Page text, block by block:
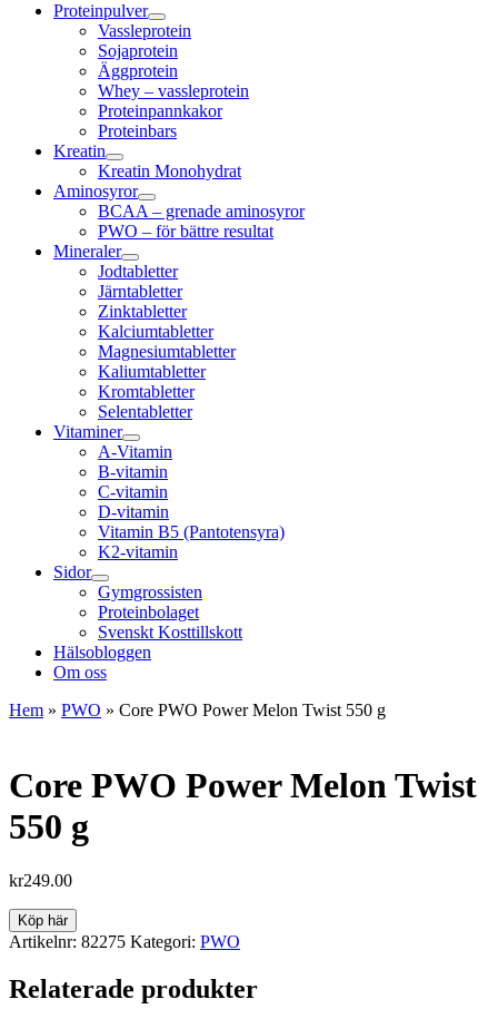
Proteinpulver
Vassleprotein
Sojaprotein
Äggprotein
Whey – vassleprotein
Proteinpannkakor
Proteinbars
Kreatin
Kreatin Monohydrat
Aminosyror
BCAA – grenade aminosyror
PWO – för bättre resultat
Mineraler
Jodtabletter
Järntabletter
Zinktabletter
Kalciumtabletter
Magnesiumtabletter
Kaliumtabletter
Kromtabletter
Selentabletter
Vitaminer
A-Vitamin
B-vitamin
C-vitamin
D-vitamin
Vitamin B5 (Pantotensyra)
K2-vitamin
Sidor
Gymgrossisten
Proteinbolaget
Svenskt Kosttillskott
Hälsobloggen
Om oss
Hem » PWO » Core PWO Power Melon Twist 550 g
Core PWO Power Melon Twist
550 g
kr249.00
Köp här
Artikelnr: 82275 Kategori: PWO
Relaterade produkter